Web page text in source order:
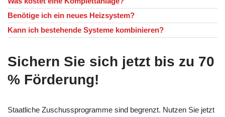
Benötige ich ein neues Heizsystem?
Kann ich bestehende Systeme kombinieren?
Sichern Sie sich jetzt bis zu 70
% Förderung!
Staatliche Zuschussprogramme sind begrenzt. Nutzen Sie jetzt